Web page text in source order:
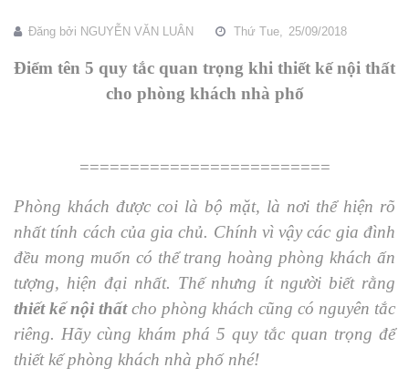
Đăng bởi NGUYỄN VĂN LUÂN Thứ Tue, 25/09/2018
Điểm tên 5 quy tắc quan trọng khi thiết kế nội thất
cho phòng khách nhà phố
=========================
Phòng khách được coi là bộ mặt, là nơi thể hiện rõ
nhất tính cách của gia chủ. Chính vì vậy các gia đình
đều mong muốn có thể trang hoàng phòng khách ấn
tượng, hiện đại nhất. Thế nhưng ít người biết rằng
thiết kế nội thấtcho phòng khách cũng có nguyên tắc
riêng. Hãy cùng khám phá 5 quy tắc quan trọng để
thiết kế phòng khách nhà phố nhé!